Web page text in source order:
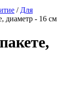
/ Для
диаметр - 16 см